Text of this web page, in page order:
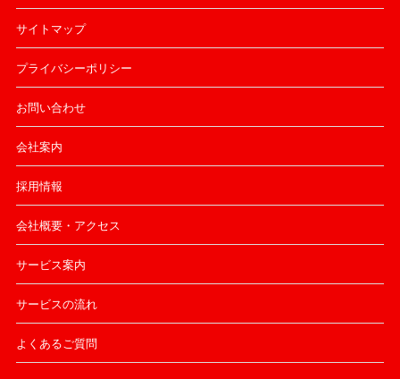
サイトマップ
プライバシーポリシー
お問い合わせ
会社案内
採用情報
会社概要・アクセス
サービス案内
サービスの流れ
よくあるご質問